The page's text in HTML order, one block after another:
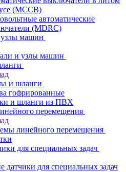
(MCCB)
автоматические
(MDRC)
машин
и узлы машин
и шланги
гофрированные
и шланги из ПВХ
перемещения
линейного перемещения
для специальных задач
датчики для специальных задач